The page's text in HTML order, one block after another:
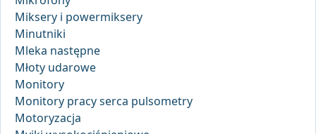
Miksery i powermiksery
Minutniki
Mleka następne
Młoty udarowe
Monitory
Monitory pracy serca pulsometry
Motoryzacja